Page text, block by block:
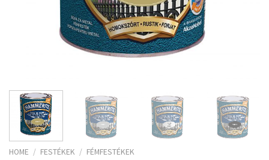
HOME / FESTÉKEK / FÉMFESTÉKEK